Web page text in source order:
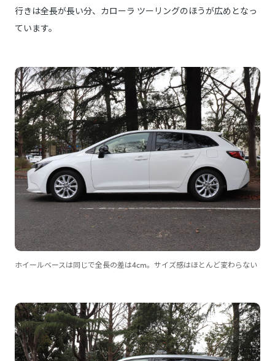
行きは全長が長い分、カローラ ツーリングのほうが広めとなっ
ています。
ホイールベースは同じで全長の差は4cm。サイズ感はほとんど変わらない